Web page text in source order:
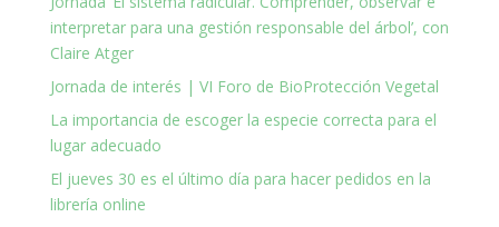
interpretar para una gestión responsable del árbol’, con
Claire Atger
Jornada de interés | VI Foro de BioProtección Vegetal
La importancia de escoger la especie correcta para el
lugar adecuado
El jueves 30 es el último día para hacer pedidos en la
librería online